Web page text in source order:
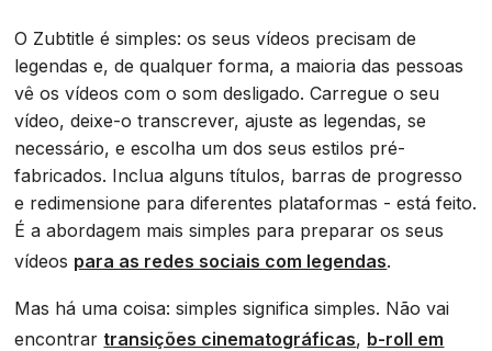
O Zubtitle é simples: os seus vídeos precisam de
legendas e, de qualquer forma, a maioria das pessoas
vê os vídeos com o som desligado. Carregue o seu
vídeo, deixe-o transcrever, ajuste as legendas, se
necessário, e escolha um dos seus estilos pré-
fabricados. Inclua alguns títulos, barras de progresso
e redimensione para diferentes plataformas - está feito.
É a abordagem mais simples para preparar os seus
vídeos para as redes sociais com legendas.
Mas há uma coisa: simples significa simples. Não vai
encontrar transições cinematográficas, b-roll em